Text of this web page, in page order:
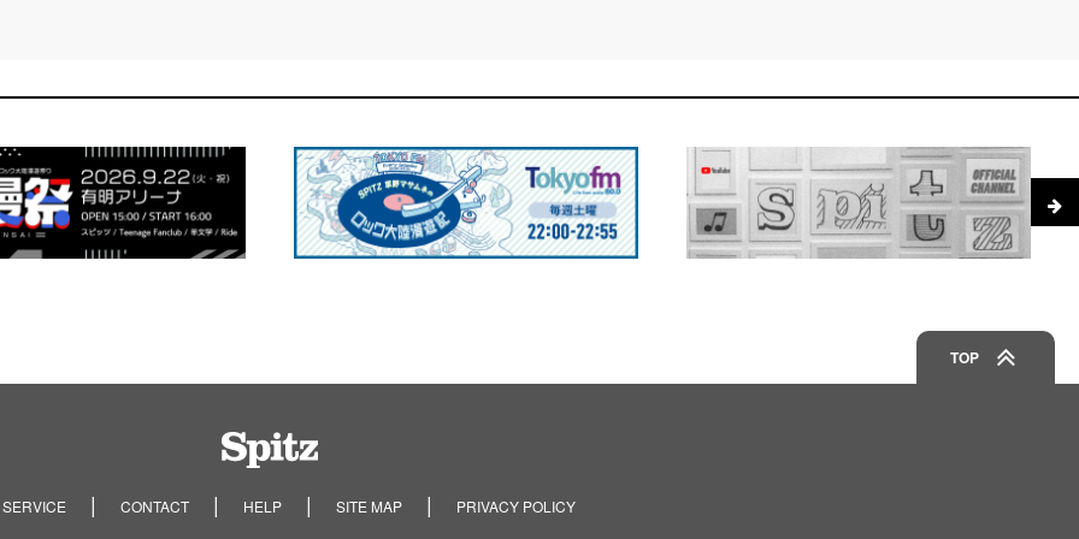
TOP
CONTACT HELP SITE MAP PRIVACY POLICY